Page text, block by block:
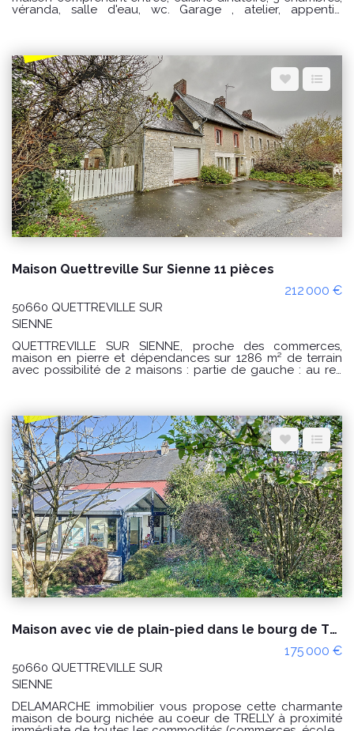
véranda, salle d'eau, wc. Garage , atelier, appentis,
Montant estimé des dépenses annuelles d'énergie pour un
usage standard : entre 3 000 € et 4 070 €/an Prix moyens
des énergies indexés sur les années 2021, 2022 et 2023
(abonnements compris). Les informations sur les risques
auxquels ce bien est exposé sont disponibles sur le site
Géorisques : www.georisques.gouv.fr Référence : 10666DP
Pour plus d'informations ou pour organiser une visite
n'hésitez pas à nous contacter par téléphone au 02 33 46
96 79.
Maison Quettreville Sur Sienne 11 pièces
212 000 €
50660 QUETTREVILLE SUR
SIENNE
QUETTREVILLE SUR SIENNE, proche des commerces,
maison en pierre et dépendances sur 1286 m² de terrain
avec possibilité de 2 maisons : partie de gauche : au rez
wc partie de droite : au rez de chaussée : pièce de vie
cuisine et salle avec cheminée ouverte, arrière cuisine,
entrée sur escalier, un studio cuisine et salle d'eau wc à
l'étage : une chambre, un dressing, autre chambre avec
accès pour un grenier aménagé, une autre chambre, une
salle d'eau Greniers aménagés en 3 chambres sous
combles Sur l'arrière : un préau, un bâtiment à usage de
diverses caves et celliers, cour et jardin CLASSE ENERGIE :
D (185) ; CLASSE CLIMAT : D (40) DPE nouvelle version
datant du 17/09/2024 Montant estimé des dépenses
annuelles d'énergie pour un usage standard : entre 5700 €
et 7760 € / an Prix moyens des énergies indexés sur les
années 2021, 2022 et 2023 (abonnements compris) Les
informations sur les risques auxquels ce bien est exposé
sont disponibles sur le site Géorisques :
www.georisques.gouv.fr
Maison avec vie de plain-pied dans le bourg de TRELLY
175 000 €
50660 QUETTREVILLE SUR
SIENNE
DELAMARCHE immobilier vous propose cette charmante
maison de bourg nichée au coeur de TRELLY à proximité